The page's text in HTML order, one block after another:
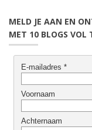
MELD JE AAN EN
MET 10 BLOGS VOL